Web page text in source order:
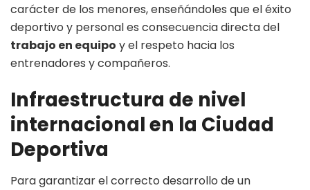
carácter de los menores, enseñándoles que el éxito
deportivo y personal es consecuencia directa del
trabajo en equipo y el respeto hacia los
entrenadores y compañeros.
Infraestructura de nivel
internacional en la Ciudad
Deportiva
Para garantizar el correcto desarrollo de un